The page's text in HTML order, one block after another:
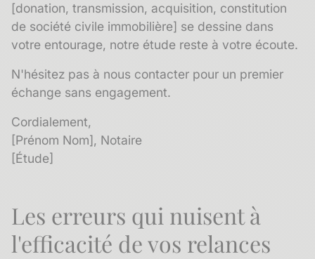
[donation, transmission, acquisition, constitution
de société civile immobilière] se dessine dans
votre entourage, notre étude reste à votre écoute.
N'hésitez pas à nous contacter pour un premier
échange sans engagement.
Cordialement,
[Prénom Nom], Notaire
[Étude]
Les erreurs qui nuisent à
l'efficacité de vos relances